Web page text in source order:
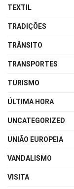
TEXTIL
TRADIÇÕES
TRÂNSITO
TRANSPORTES
TURISMO
ÚLTIMA HORA
UNCATEGORIZED
UNIÃO EUROPEIA
VANDALISMO
VISITA